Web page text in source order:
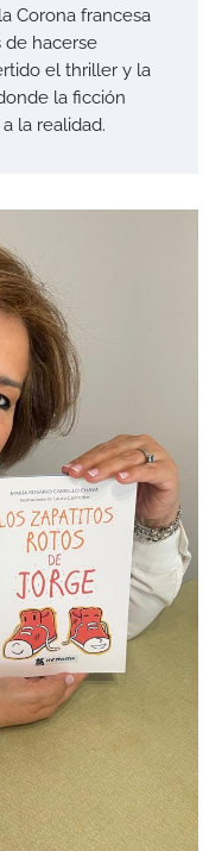
Corona francesa
de hacerse
el thriller y la
la ficción
la realidad.